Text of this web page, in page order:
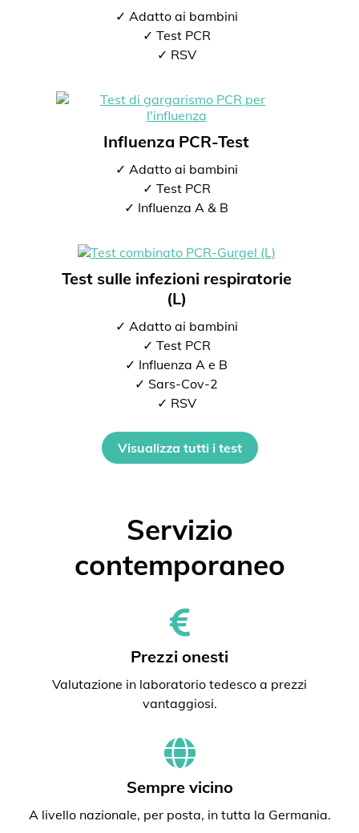
✓ Adatto ai bambini
✓ Test PCR
✓ RSV
Influenza PCR-Test
✓ Adatto ai bambini
✓ Test PCR
✓ Influenza A & B
Test sulle infezioni respiratorie
(L)
✓ Adatto ai bambini
✓ Test PCR
✓ Influenza A e B
✓ Sars-Cov-2
✓ RSV
Visualizza tutti i test
Servizio
contemporaneo
Prezzi onesti
Valutazione in laboratorio tedesco a prezzi
vantaggiosi.
Sempre vicino
A livello nazionale, per posta, in tutta la Germania.